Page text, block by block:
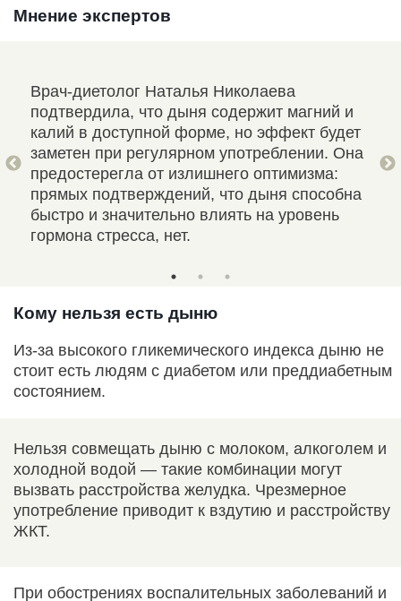
Мнение экспертов
Врач-диетолог Наталья Николаева
подтвердила, что дыня содержит магний и
калий в доступной форме, но эффект будет
заметен при регулярном употреблении. Она
предостерегла от излишнего оптимизма:
прямых подтверждений, что дыня способна
быстро и значительно влиять на уровень
гормона стресса, нет.
Кому нельзя есть дыню
Из-за высокого гликемического индекса дыню не
стоит есть людям с диабетом или преддиабетным
состоянием.
Нельзя совмещать дыню с молоком, алкоголем и
холодной водой — такие комбинации могут
вызвать расстройства желудка. Чрезмерное
употребление приводит к вздутию и расстройству
ЖКТ.
При обострениях воспалительных заболеваний и